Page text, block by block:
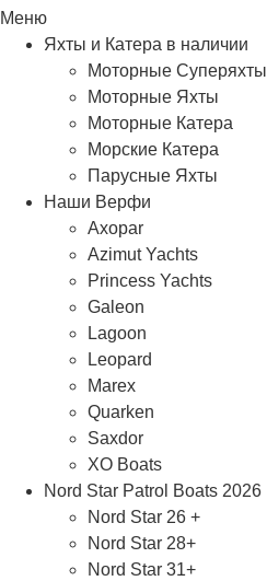
Меню
Яхты и Катера в наличии
Моторные Суперяхты
Моторные Яхты
Моторные Катера
Морские Катера
Парусные Яхты
Наши Верфи
Axopar
Azimut Yachts
Princess Yachts
Galeon
Lagoon
Leopard
Marex
Quarken
Saxdor
XO Boats
Nord Star Patrol Boats 2026
Nord Star 26 +
Nord Star 28+
Nord Star 31+